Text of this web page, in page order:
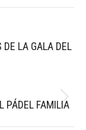
DE LA GALA DEL
PÁDEL FAMILIA